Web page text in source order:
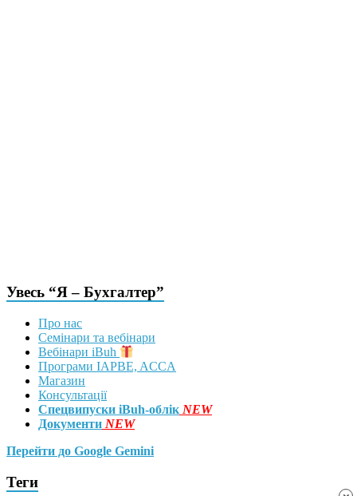
Увесь “Я – Бухгалтер”
Про нас
Семінари та вебінари
Вебінари iBuh
Програми IAPBE, ACCA
Магазин
Консультації
Спецвипуски iBuh-облік NEW
Документи NEW
Перейти до Google Gemini
Теги